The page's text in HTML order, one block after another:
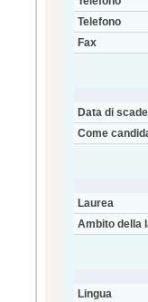
Telefono
Fax
Data di
Come
Laurea
Ambito della
Lingua